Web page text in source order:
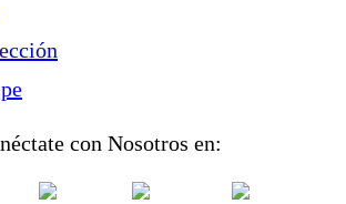
con Nosotros en: